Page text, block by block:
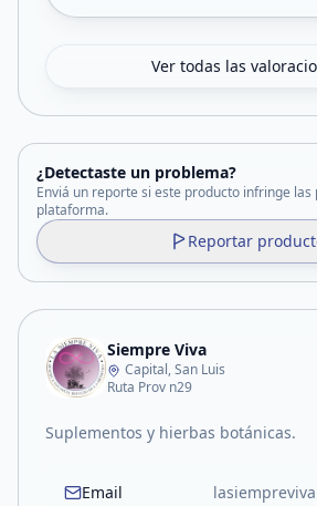
Ver todas las
¿Detectaste un problema?
Enviá un reporte si este producto infringe las
plataforma.
Reportar
Siempre Viva
Capital, San Luis
Ruta Prov n29
Suplementos y hierbas botánicas.
Email